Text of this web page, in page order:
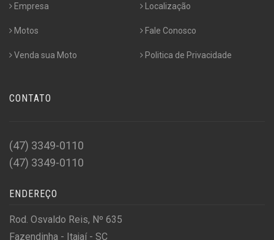
Empresa
Motos
Venda sua Moto
Localização
Fale Conosco
Politica de Privacidade
CONTATO
(47) 3349-0110
(47) 3349-0110
ENDEREÇO
Rod. Osvaldo Reis, Nº 635
Fazendinha - Itajaí - SC